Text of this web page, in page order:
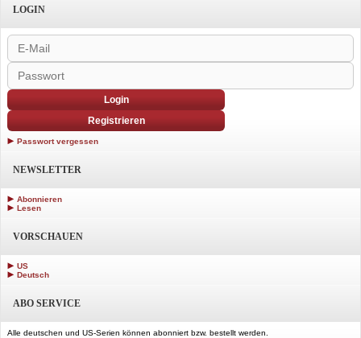
LOGIN
Login
Registrieren
Passwort vergessen
NEWSLETTER
Abonnieren
Lesen
VORSCHAUEN
US
Deutsch
ABO SERVICE
Alle deutschen und US-Serien können abonniert bzw. bestellt werden.